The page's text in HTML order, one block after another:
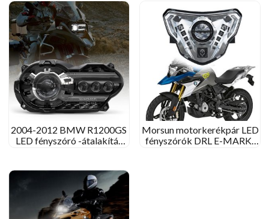
2004-2012 BMW R1200GS
LED fényszóró -átalakítás
Morsun motorkerékpár LED
fényszórók DRL E-MARK-